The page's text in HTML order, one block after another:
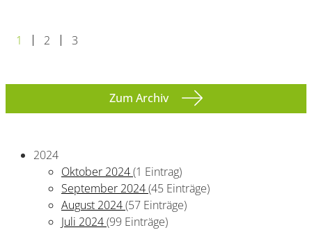
1 2 3
Zum Archiv
2024
Oktober 2024(1 Eintrag)
September 2024(45 Einträge)
August 2024(57 Einträge)
Juli 2024(99 Einträge)